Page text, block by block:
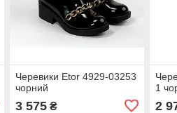
Черевики Etor 4929-03253
чорний
3 575₴
1
2